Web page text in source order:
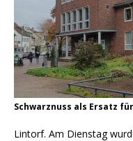
Schwarznuss als Ersatz
Lintorf. Am Dienstag